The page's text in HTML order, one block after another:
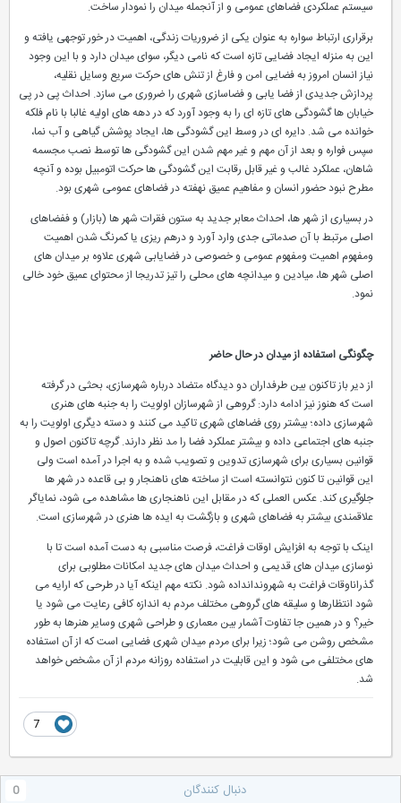
سیستم عملکردی فضاهای عمومی و از آنجمله میدان را نمودار ساخت.
برقراری ارتباط سواره به عنوان یکی از ضروریات زندگی، اهمیت در خور توجهی یافته و
این به منزله ایجاد فضایی تازه است که نامی دیگر، سوای میدان دارد و با این وجود
نیاز انسان امروز به فضایی امن و فارغ از تنش های حرکت سریع وسایل نقلیه،
پردازش جدیدی از فضا یابی و فضاسازی شهری را ضروری می سازد. احداث پی در پی
خیابان ها گشودگی های تازه ای را به وجود آورد که در دهه های اولیه غالبا با نام فلکه
خوانده می شد. دایره ای در وسط این گشودگی ها، ایجاد پوشش گیاهی و آب نما،
سپس فواره و بعد از آن مهم و غیر مهم شدن این گشودگی ها توسط نصب مجسمه
شاهان، عملکرد غالب و غیر قابل رقابت این گشودگی ها حرکت اتومبیل بوده و آنچه
مطرح نبود حضور انسان و مفاهیم عمیق نهفته در فضاهای عمومی شهری بود.
در بسیاری از شهر ها، احداث معابر جدید به ستون فقرات شهر ها (بازار) و ففضاهای
اصلی مرتبط با آن صدماتی جدی وارد آورد و درهم ریزی یا کمرنگ شدن اهمیت
ومفهوم اهمیت ومفهوم عمومی و خصوصی در فضایابی شهری علاوه بر میدان های
اصلی شهر ها، میادین و میدانچه های محلی را تیز تدریجا از محتوای عمیق خود خالی
نمود.
چگونگی استفاده از میدان در حال حاضر
از دیر باز تاکنون بین طرفداران دو دیدگاه متضاد درباره شهرسازی، بحثی در گرفته
است که هنوز نیز ادامه دارد: گروهی از شهرسازان اولویت را به جنبه های هنری
شهرسازی داده؛ بیشتر روی فضاهای شهری تاکید می کنند و دسته دیگری اولویت را به
جنبه های اجتماعی داده و بیشتر عملکرد فضا را مد نظر دارند. گرچه تاکنون اصول و
قوانین بسیاری برای شهرسازی تدوین و تصویب شده و به اجرا در آمده است ولی
این قوانین تا کنون نتوانسته است از ساخته های ناهنجار و بی قاعده در شهر ها
جلوگیری کند. عکس العملی که در مقابل این ناهنجاری ها مشاهده می شود، نمایاگر
علاقمندی بیشتر به فضاهای شهری و بازگشت به ایده ها هنری در شهرسازی است.
اینک با توجه به افزایش اوقات فراغت، فرصت مناسبی به دست آمده است تا با
نوسازی میدان های قدیمی و احداث میدان های جدید امکانات مطلوبی برای
گذراناوقات فراغت به شهروندانداده شود. نکته مهم اینکه آیا در طرحی که ارایه می
شود انتظارها و سلیقه های گروهی مختلف مردم به اندازه کافی رعایت می شود یا
خیر؟ و در همین جا تفاوت آشمار بین معماری و طراحی شهری وسایر هنرها به طور
مشخص روشن می شود؛ زیرا برای مردم میدان شهری فضایی است که از آن استفاده
های مختلفی می شود و این قابلیت در استفاده روزانه مردم از آن مشخص خواهد
شد.
دنبال کنندگان